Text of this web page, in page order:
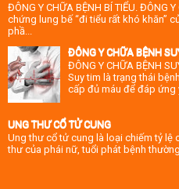
ĐÔNG Y CHỮA BỆNH BÍ TIỂU. ĐÔNG
chứng lung bế “đi tiểu rất khó khăn”
phầ...
ĐÔNG Y CHỮA BỆNH
ĐÔNG Y CHỮA BỆNH
Suy tim là trạng thái
cấp đủ máu để đáp ứng
UNG THƯ CỔ TỬ CUNG
Ung thư cổ tử cung là loại chiếm tỷ lệ
thư của phái nữ, tuổi phát bệnh